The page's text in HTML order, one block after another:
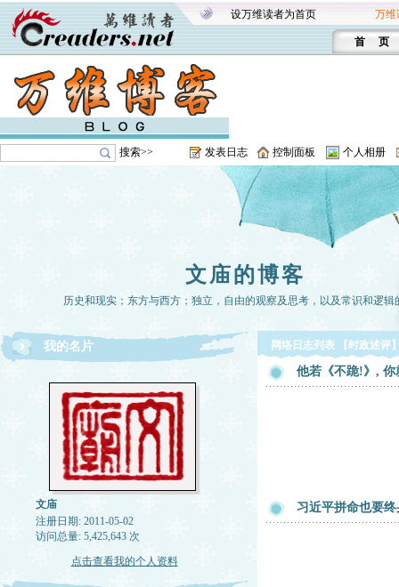
设万维读者为首页 万维
首 页
搜索>> 发表日志 控制面板 个人相册
文庙的博客
历史和现实；东方与西方；独立，自由的观察及思考，以及常识和逻辑
我的名片
文庙
注册日期: 2011-05-02
访问总量: 5,425,643 次
点击查看我的个人资料
网络日志列表 【时政述评
他若《不跪!》, 你
习近平拼命也要